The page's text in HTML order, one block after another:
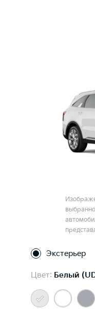
Экстерьер
Цвет: Белый